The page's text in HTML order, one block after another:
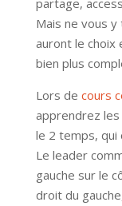
partage,
Mais ne vous
auront le choix
bien plus
Lors de cours
apprendrez
le 2 temps, qui
Le leader
gauche sur le
droit du